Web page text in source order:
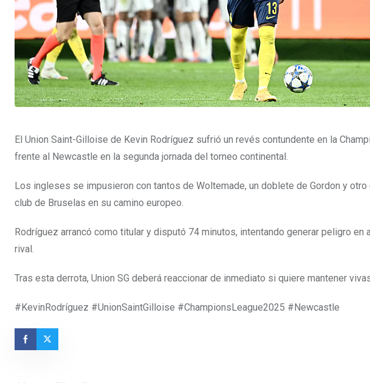
El Union Saint-Gilloise de Kevin Rodríguez sufrió un revés contundente en la
frente al Newcastle en la segunda jornada del torneo continental.
Los ingleses se impusieron con tantos de Woltemade, un doblete de Gordon y
club de Bruselas en su camino europeo.
Rodríguez arrancó como titular y disputó 74 minutos, intentando generar peligro
rival.
Tras esta derrota, Union SG deberá reaccionar de inmediato si quiere mantener
#KevinRodríguez #UnionSaintGilloise #ChampionsLeague2025 #Newcastle